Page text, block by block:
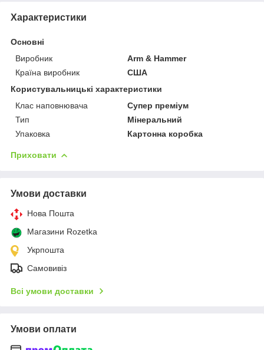
Характеристики
Основні
Виробник
Arm & Hammer
Країна виробник
США
Користувальницькі характеристики
Клас наповнювача
Супер преміум
Тип
Мінеральний
Упаковка
Картонна коробка
Приховати
Умови доставки
Нова Пошта
Магазини Rozetka
Укрпошта
Самовивіз
Всі умови доставки
Умови оплати